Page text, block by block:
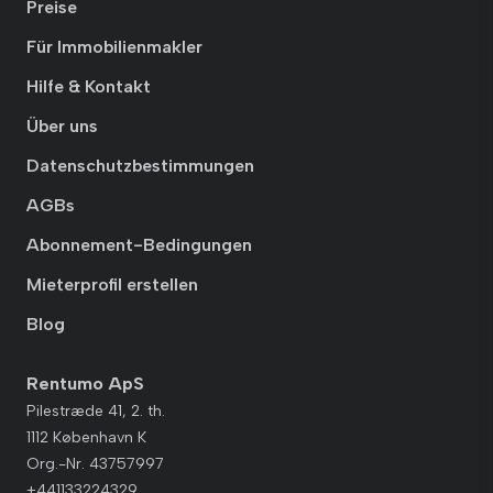
Preise
Für Immobilienmakler
Hilfe & Kontakt
Über uns
Datenschutzbestimmungen
AGBs
Abonnement-Bedingungen
Mieterprofil erstellen
Blog
Rentumo ApS
Pilestræde 41, 2. th.
1112 København K
Org.-Nr. 43757997